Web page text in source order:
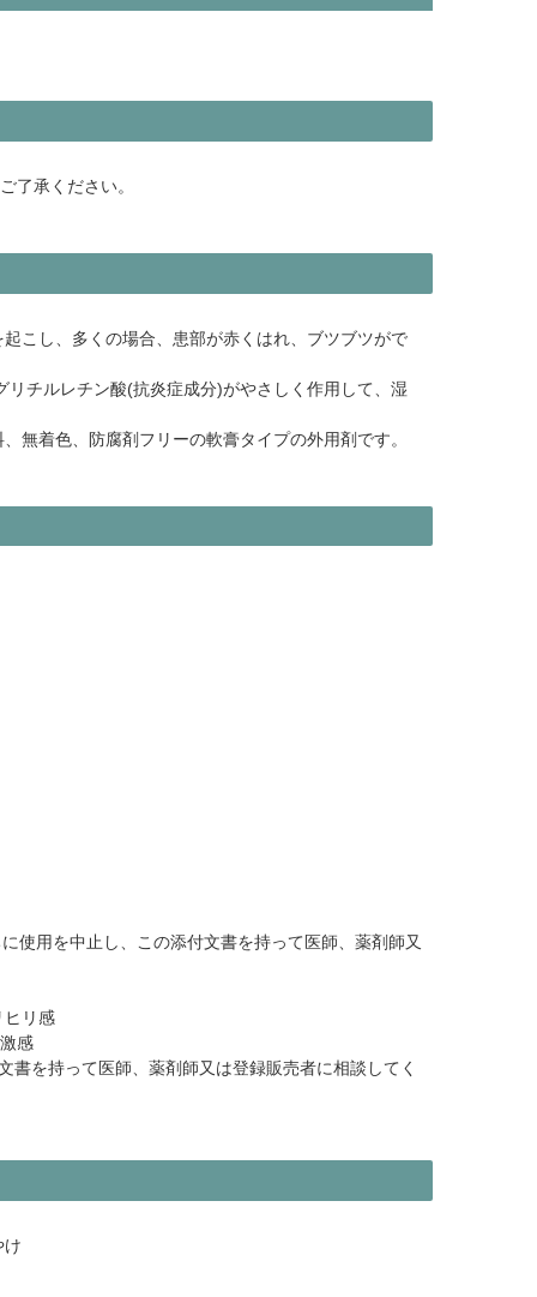
了承ください。
こし、多くの場合、患部が赤くはれ、ブツブツがで
チルレチン酸(抗炎症成分)がやさしく作用して、湿
無着色、防腐剤フリーの軟膏タイプの外用剤です。
使用を中止し、この添付文書を持って医師、薬剤師又
ヒリ感
感
を持って医師、薬剤師又は登録販売者に相談してく
け